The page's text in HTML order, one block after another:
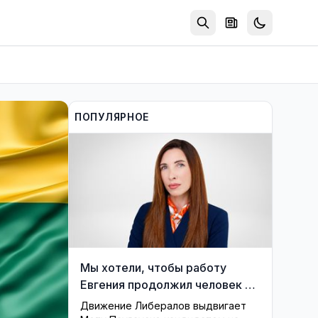
ПОПУЛЯРНОЕ
Мы хотели, чтобы работу
Евгения продолжил человек из
его близкого окружения —
Движение Либералов выдвигает